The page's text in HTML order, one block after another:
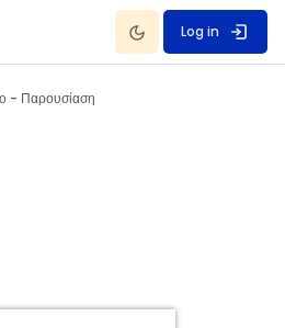
Dark Mode
Log in
- Παρουσίαση